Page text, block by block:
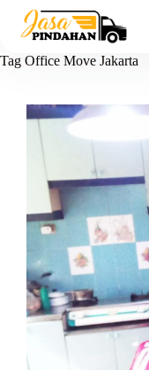
Tag Office Move Jakarta